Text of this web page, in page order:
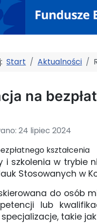
Start Aktualności
na
24 lipiec 2024
kształcenia
i szkolenia w trybie
Stosowanych w
do osób
lub
takie